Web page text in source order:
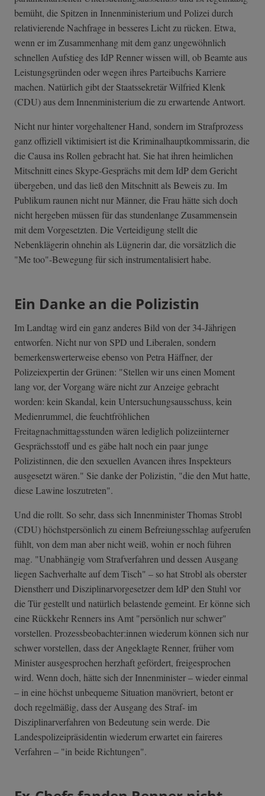
bemüht, die Spitzen in Innenministerium und Polizei durch
relativierende Nachfrage in besseres Licht zu rücken. Etwa,
wenn er im Zusammenhang mit dem ganz ungewöhnlich
schnellen Aufstieg des IdP Renner wissen will, ob Beamte aus
Leistungsgründen oder wegen ihres Parteibuchs Karriere
machen. Natürlich gibt der Staatssekretär Wilfried Klenk
(CDU) aus dem Innenministerium die zu erwartende Antwort.
Nicht nur hinter vorgehaltener Hand, sondern im Strafprozess
ganz offiziell viktimisiert ist die Kriminalhauptkommissarin, die
die Causa ins Rollen gebracht hat. Sie hat ihren heimlichen
Mitschnitt eines Skype-Gesprächs mit dem IdP dem Gericht
übergeben, und das ließ den Mitschnitt als Beweis zu. Im
Publikum raunen nicht nur Männer, die Frau hätte sich doch
nicht hergeben müssen für das stundenlange Zusammensein
mit dem Vorgesetzten. Die Verteidigung stellt die
Nebenklägerin ohnehin als Lügnerin dar, die vorsätzlich die
"Me too"-Bewegung für sich instrumentalisiert habe.
Ein Danke an die Polizistin
Im Landtag wird ein ganz anderes Bild von der 34-Jährigen
entworfen. Nicht nur von SPD und Liberalen, sondern
bemerkenswerterweise ebenso von Petra Häffner, der
Polizeiexpertin der Grünen: "Stellen wir uns einen Moment
lang vor, der Vorgang wäre nicht zur Anzeige gebracht
worden: kein Skandal, kein Untersuchungsausschuss, kein
Medienrummel, die feuchtfröhlichen
Freitagnachmittagsstunden wären lediglich polizeiinterner
Gesprächsstoff und es gäbe halt noch ein paar junge
Polizistinnen, die den sexuellen Avancen ihres Inspekteurs
ausgesetzt wären." Sie danke der Polizistin, "die den Mut hatte,
diese Lawine loszutreten".
Und die rollt. So sehr, dass sich Innenminister Thomas Strobl
(CDU) höchstpersönlich zu einem Befreiungsschlag aufgerufen
fühlt, von dem man aber nicht weiß, wohin er noch führen
mag. "Unabhängig vom Strafverfahren und dessen Ausgang
liegen Sachverhalte auf dem Tisch" – so hat Strobl als oberster
Dienstherr und Disziplinarvorgesetzer dem IdP den Stuhl vor
die Tür gestellt und natürlich belastende gemeint. Er könne sich
eine Rückkehr Renners ins Amt "persönlich nur schwer"
vorstellen. Prozessbeobachter:innen wiederum können sich nur
schwer vorstellen, dass der Angeklagte Renner, früher vom
Minister ausgesprochen herzhaft gefördert, freigesprochen
wird. Wenn doch, hätte sich der Innenminister – wieder einmal
– in eine höchst unbequeme Situation manövriert, betont er
doch regelmäßig, dass der Ausgang des Straf- im
Disziplinarverfahren von Bedeutung sein werde. Die
Landespolizeipräsidentin wiederum erwartet ein faireres
Verfahren – "in beide Richtungen".